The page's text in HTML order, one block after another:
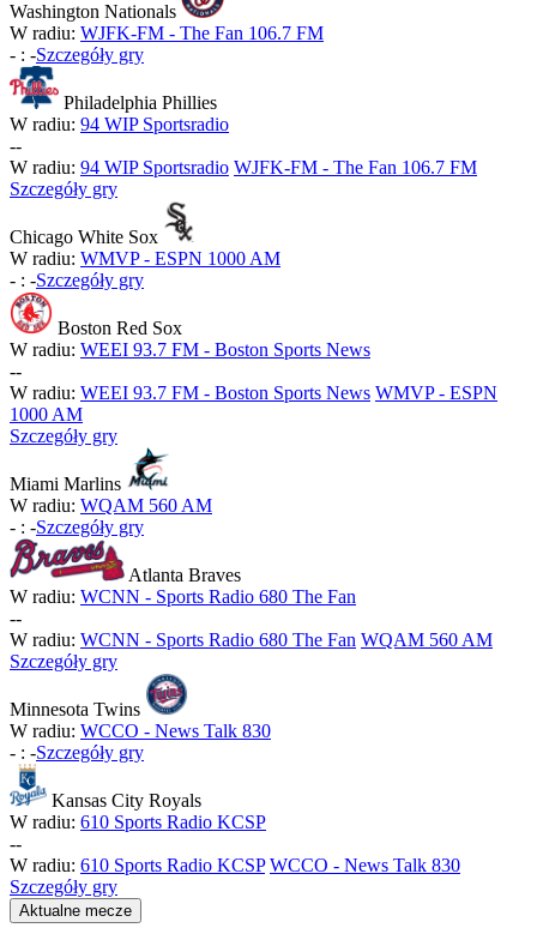
Washington Nationals
W radiu: WJFK-FM - The Fan 106.7 FM
- : -Szczegóły gry
Philadelphia Phillies
W radiu: 94 WIP Sportsradio
--
W radiu: 94 WIP Sportsradio WJFK-FM - The Fan 106.7 FM
Szczegóły gry
Chicago White Sox
W radiu: WMVP - ESPN 1000 AM
- : -Szczegóły gry
Boston Red Sox
W radiu: WEEI 93.7 FM - Boston Sports News
--
W radiu: WEEI 93.7 FM - Boston Sports News WMVP - ESPN
1000 AM
Szczegóły gry
Miami Marlins
W radiu: WQAM 560 AM
- : -Szczegóły gry
Atlanta Braves
W radiu: WCNN - Sports Radio 680 The Fan
--
W radiu: WCNN - Sports Radio 680 The Fan WQAM 560 AM
Szczegóły gry
Minnesota Twins
W radiu: WCCO - News Talk 830
- : -Szczegóły gry
Kansas City Royals
W radiu: 610 Sports Radio KCSP
--
W radiu: 610 Sports Radio KCSP WCCO - News Talk 830
Szczegóły gry
Aktualne mecze